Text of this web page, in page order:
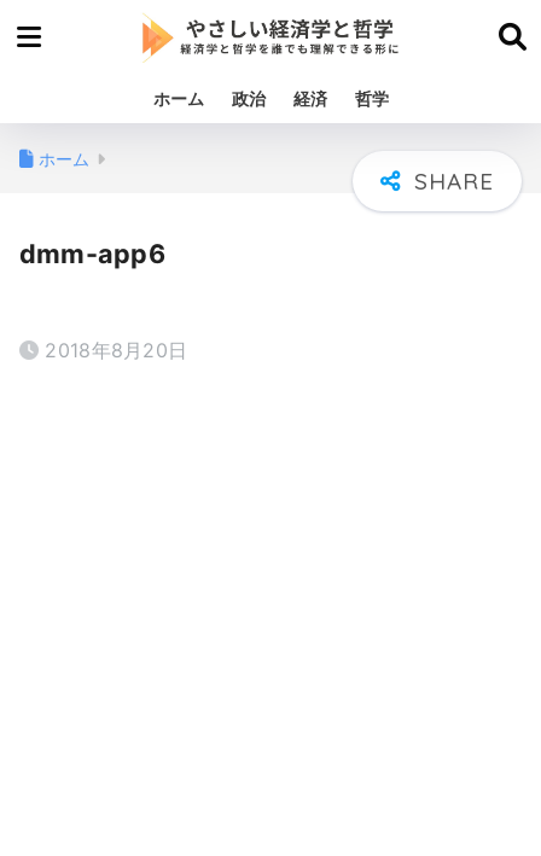
ホーム 政治 経済 哲学
ホーム
dmm-app6
2018年8月20日